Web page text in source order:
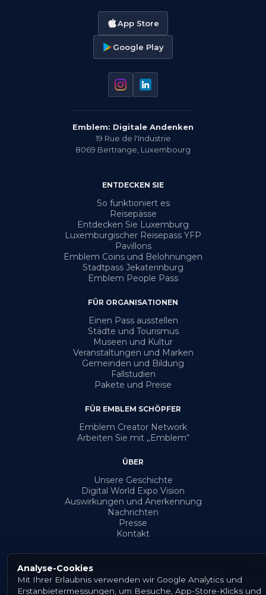
App Store
Google Play
Emblem: Digitale Andenken
19 Rue de l'Industrie
8069 Bertrange Luxembourg
ENTDECKEN SIE
So funktioniert es
Reisepässe
Entdecken Sie Luxemburg
Luxemburgischer Reisepass YFP
Pavillons
Emblem Coins und Belohnungen
Stadtpass Jekaterinburg
Emblem People Pass
FÜR ORGANISATIONEN
Einen Pass ausstellen
Städte und Tourismus
Museen und Kultur
Veranstaltungen und Marken
Gemeinden und Bildung
Fallstudien
Pakete und Preise
FÜR EMBLEM SCHÖPFER
Emblem Creator Network
Arbeiten Sie mit „Emblem“
ÜBER
Unsere Geschichte
Digital World Expo Vision
Auswirkungen und Anerkennung
Nachrichten
Presse
Kontakt
© {Jahr} Emblem. Alle Rechte vorbehalten.
Analyse-Cookies
Mit Ihrer Erlaubnis verwenden wir Google Analytics und
Erstanbietermessungen, um Besuche, App-Store-Klicks und